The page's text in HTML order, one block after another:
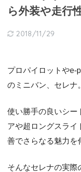
ら外装や走行
2018/11/29
プロパイロットやe-
のミニバン、セレナ。
使い勝手の良いシー
アや超ロングスライ
善でさらなる魅力を
そんなセレナの実際